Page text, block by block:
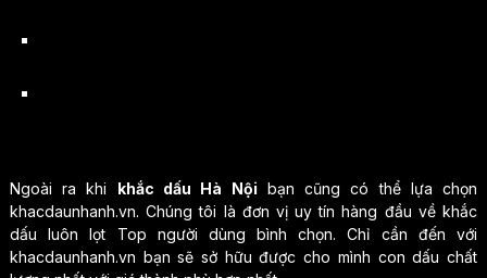
Ngoài ra khi khắc dấu Hà Nội bạn cũng có thể lựa chọn
khacdaunhanh.vn. Chúng tôi là đơn vị uy tín hàng đầu về khắc
dấu luôn lọt Top người dùng bình chọn. Chỉ cần đến với
khacdaunhanh.vn bạn sẽ sở hữu được cho mình con dấu chất